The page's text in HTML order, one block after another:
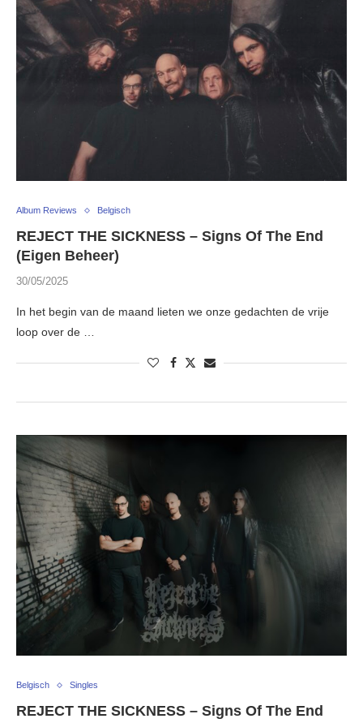
Album Reviews Belgisch
REJECT THE SICKNESS – Signs Of The End
(Eigen Beheer)
30/05/2025
In het begin van de maand lieten we onze gedachten de vrije
loop over de …
Belgisch Singles
REJECT THE SICKNESS – Signs Of The End